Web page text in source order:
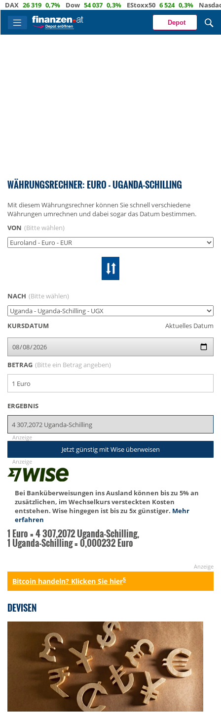
26 319 0,7% Dow 54 037 0,3% EStoxx50 6 524 0,3% Nasdaq 29
Depot
WÄHRUNGSRECHNER: EURO - UGANDA-SCHILLING
Mit diesem Währungsrechner können Sie schnell verschiedene
Währungen umrechnen und dabei sogar das Datum bestimmen.
VON (Bitte wählen)
NACH (Bitte wählen)
KURSDATUM Aktuelles Datum
BETRAG (Bitte ein Betrag angeben)
ERGEBNIS
Anzeige
Jetzt günstig mit Wise überweisen
Anzeige
Bei Banküberweisungen ins Ausland können bis zu 5% an
zusätzlichen, im Wechselkurs versteckten Kosten
entstehen. Wise hingegen ist bis zu 5x günstiger. Mehr
erfahren
1 Euro = 4 307,2072 Uganda-Schilling,
1 Uganda-Schilling = 0,000232 Euro
Anzeige
Bitcoin handeln? Klicken Sie hier5
DEVISEN